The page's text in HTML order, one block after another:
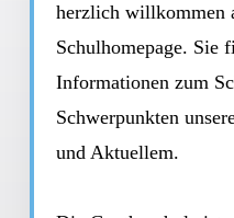
herzlich willkommen
Schulhomepage. Sie
Informationen zum
Schwerpunkten
und Aktuellem.